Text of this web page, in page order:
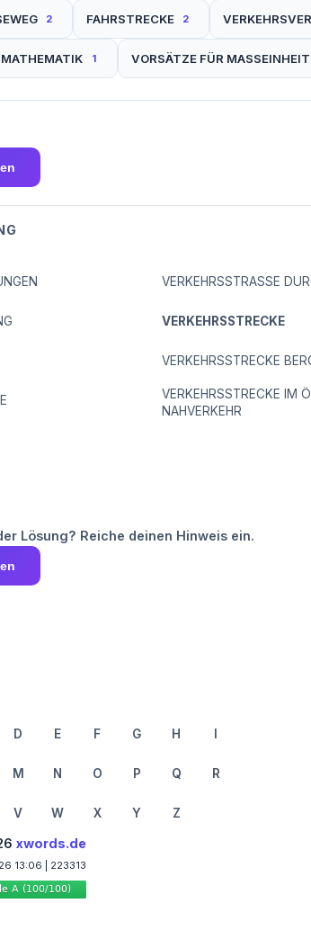
2 FAHRSTRECKE 2
MATHEMATIK 1 VORSÄTZE FÜR
VERKEHRSSTRASSE
VERKEHRSSTRECKE
VERKEHRSSTRECKE
VERKEHRSSTRECKE IM
NAHVERKEHR
Lösung? Reiche deinen Hinweis ein.
D E F G H I
M N O P Q R
V W X Y Z
xwords.de
13:06 | 223313